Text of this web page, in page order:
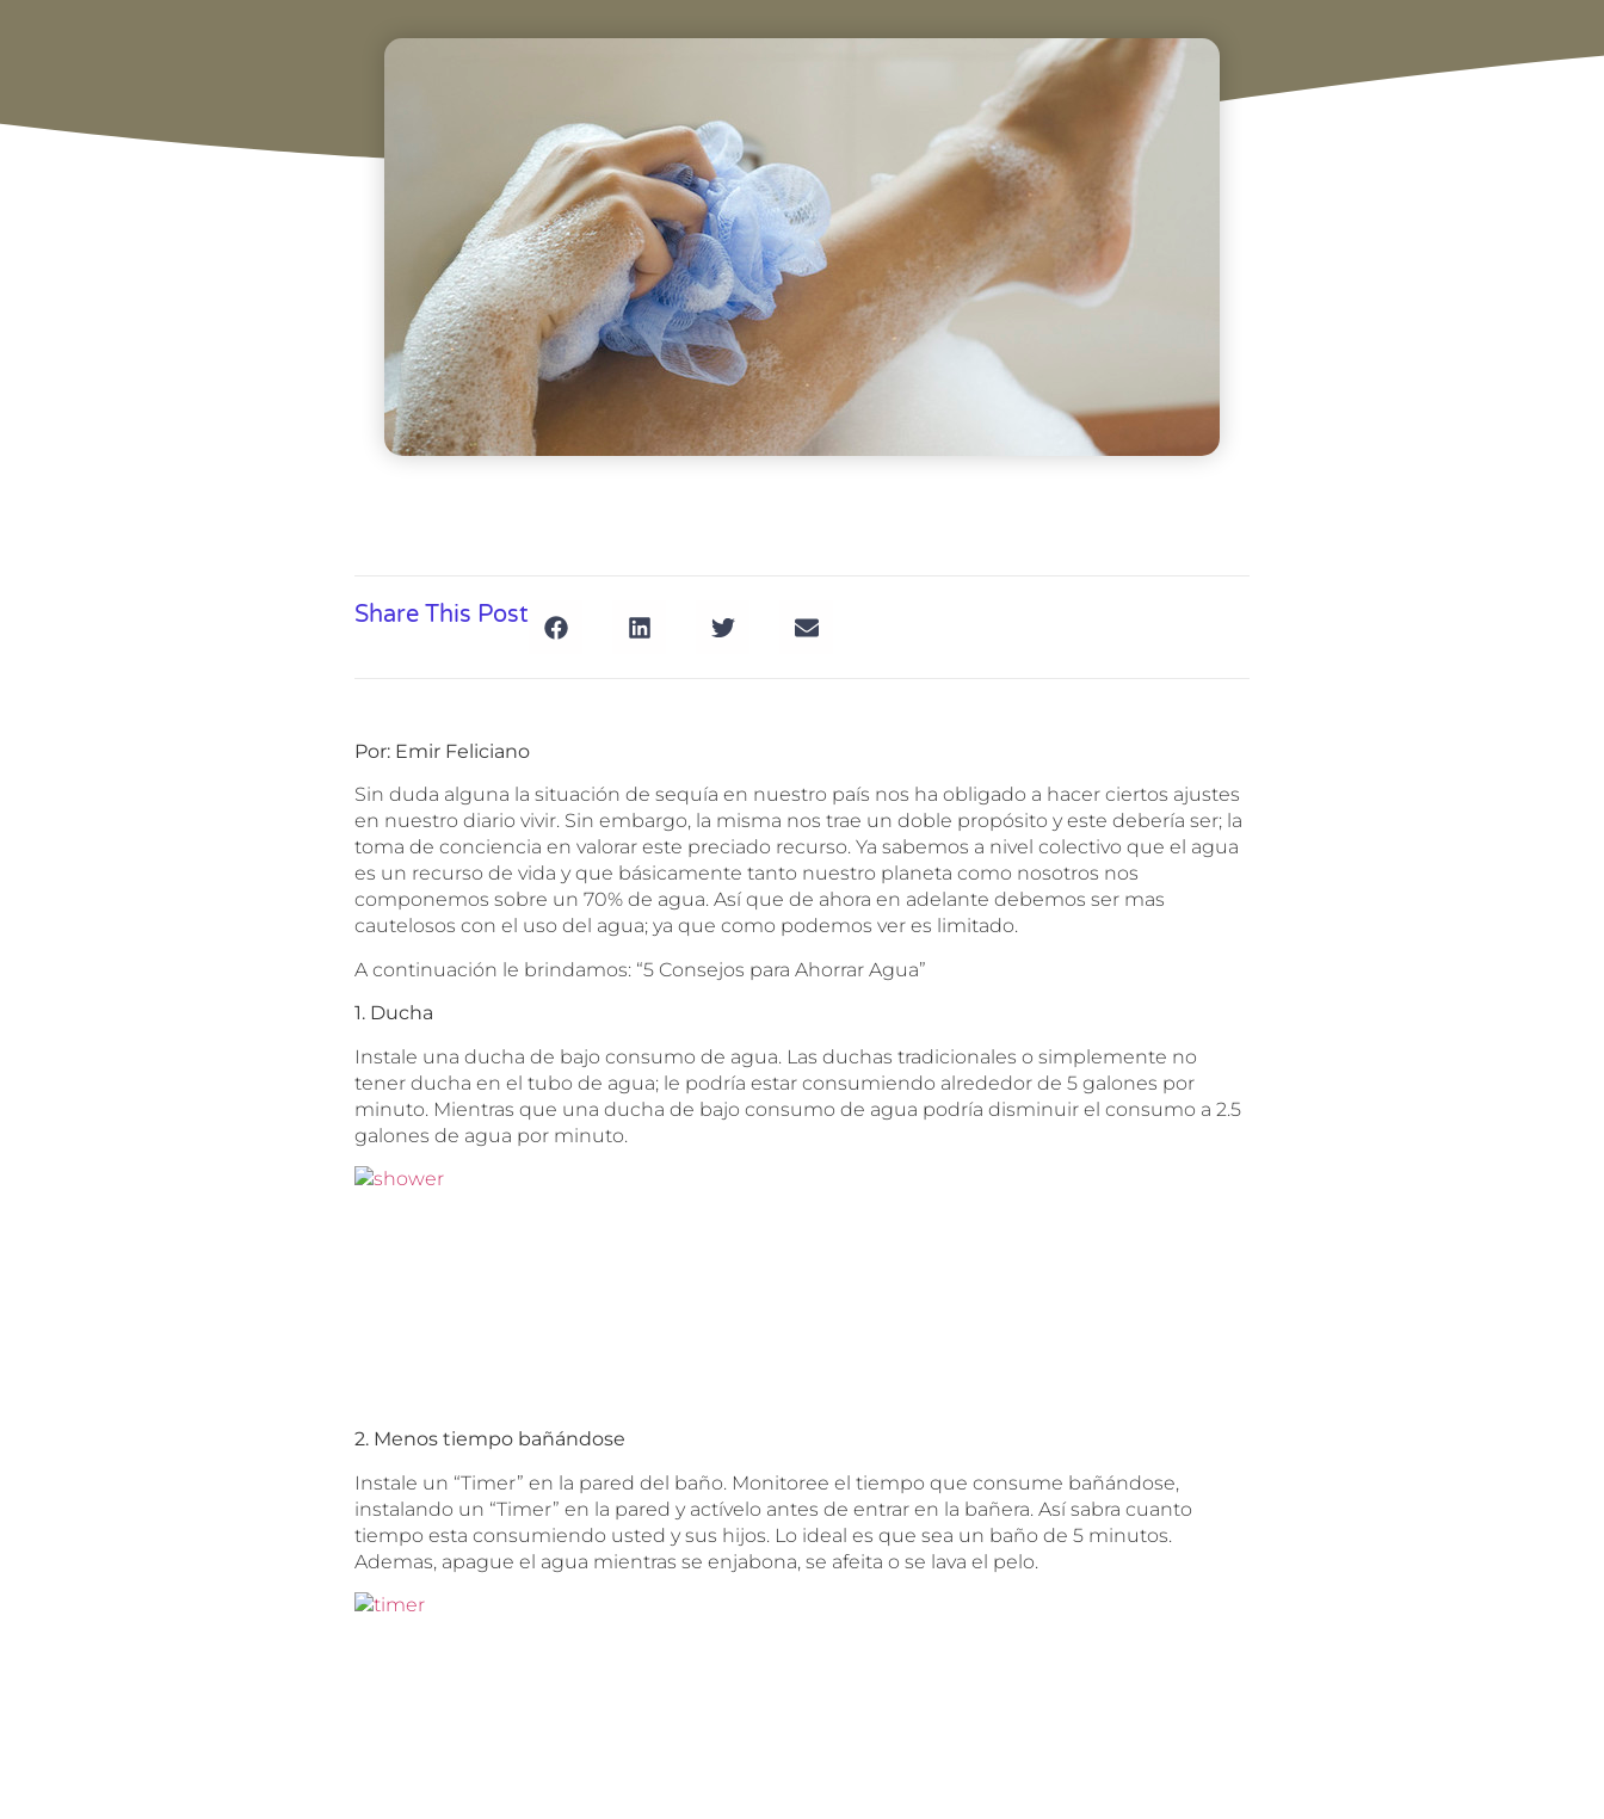
Share This Post
Por: Emir Feliciano
Sin duda alguna la situación de sequía en nuestro país nos ha obligado a hacer ciertos ajustes
en nuestro diario vivir. Sin embargo, la misma nos trae un doble propósito y este debería ser; la
toma de conciencia en valorar este preciado recurso. Ya sabemos a nivel colectivo que el agua
es un recurso de vida y que básicamente tanto nuestro planeta como nosotros nos
componemos sobre un 70% de agua. Así que de ahora en adelante debemos ser mas
cautelosos con el uso del agua; ya que como podemos ver es limitado.
A continuación le brindamos: “5 Consejos para Ahorrar Agua”
1. Ducha
Instale una ducha de bajo consumo de agua. Las duchas tradicionales o simplemente no
tener ducha en el tubo de agua; le podría estar consumiendo alrededor de 5 galones por
minuto. Mientras que una ducha de bajo consumo de agua podría disminuir el consumo a 2.5
galones de agua por minuto.
2. Menos tiempo bañándose
Instale un “Timer” en la pared del baño. Monitoree el tiempo que consume bañándose,
instalando un “Timer” en la pared y actívelo antes de entrar en la bañera. Así sabra cuanto
tiempo esta consumiendo usted y sus hijos. Lo ideal es que sea un baño de 5 minutos.
Ademas, apague el agua mientras se enjabona, se afeita o se lava el pelo.